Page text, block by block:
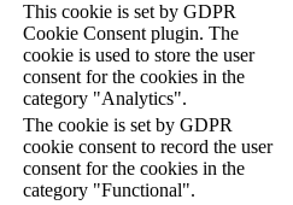
This cookie is set by GDPR
Cookie Consent plugin. The
cookie is used to store the user
consent for the cookies in the
category "Analytics".
The cookie is set by GDPR
cookie consent to record the user
consent for the cookies in the
category "Functional".